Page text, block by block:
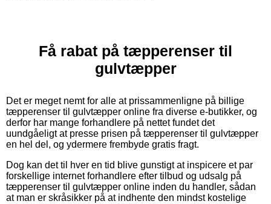
Få rabat på tæpperenser til
gulvtæpper
Det er meget nemt for alle at prissammenligne på billige
tæpperenser til gulvtæpper online fra diverse e-butikker, og
derfor har mange forhandlere på nettet fundet det
uundgåeligt at presse prisen på tæpperenser til gulvtæpper
en hel del, og ydermere frembyde gratis fragt.
Dog kan det til hver en tid blive gunstigt at inspicere et par
forskellige internet forhandlere efter tilbud og udsalg på
tæpperenser til gulvtæpper online inden du handler, sådan
at man er skråsikker på at indhente den mindst kostelige